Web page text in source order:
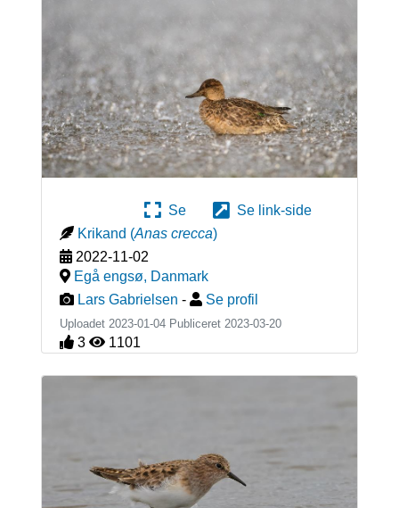
Se
Se link-side
Krikand (Anas crecca)
2022-11-02
Egå engsø, Danmark
Lars Gabrielsen - Se profil
Uploadet 2023-01-04 Publiceret 2023-03-20
3 1101